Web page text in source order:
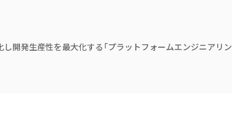
開発生産性を最大化する「プラットフォームエンジニア